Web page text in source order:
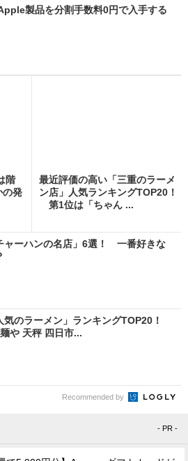
製品を分割手数料0円で入手する
階
の発
最近評価の高い「三重のラーメ
ン店」人気ランキングTOP20！
第1位は「ちゃん ...
ャーハンの名店」6選！ 一番好きな
気のラーメン」ランキングTOP20！
や 天秤 四日市...
Recommended by
- PR -